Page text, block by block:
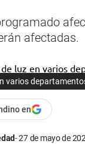
afectadas.
varios
en
27 de mayo de